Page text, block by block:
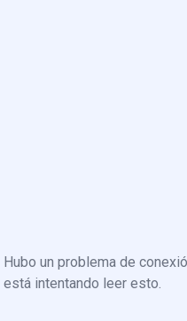
Hubo un problema de
está intentando leer esto.